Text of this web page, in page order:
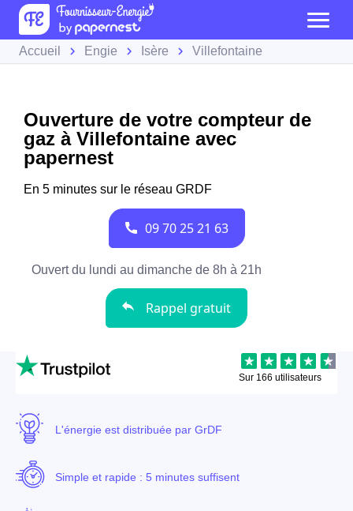
Accueil Engie Isère Villefontaine